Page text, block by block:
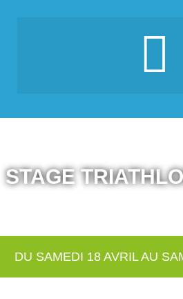
STAGE
DU SAMEDI 18 AVRIL AU